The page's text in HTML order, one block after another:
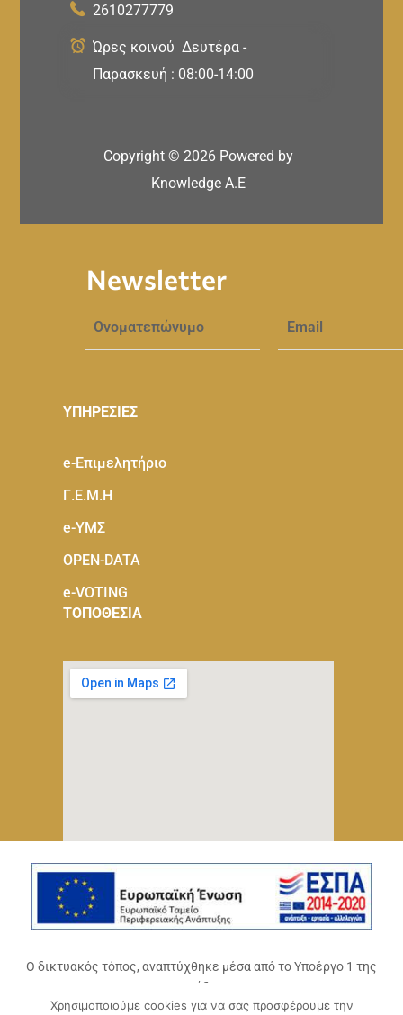
2610277779
Ώρες κοινού Δευτέρα -
Παρασκευή : 08:00-14:00
Copyright © 2026 Powered by
Knowledge A.E
Newsletter
ΥΠΗΡΕΣΙΕΣ
e-Eπιμελητήριο
Γ.Ε.Μ.Η
e-ΥΜΣ
OPEN-DATA
e-VOTING
ΤΟΠΟΘΕΣΙΑ
Ο δικτυακός τόπος, αναπτύχθηκε μέσα από το Υποέργο 1 της
πράξης
«Ψηφιακό Οικοσύστημα Επιχειρηματικότητας του
Χρησιμοποιούμε cookies για να σας προσφέρουμε την